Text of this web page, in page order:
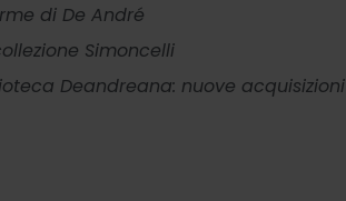
di De André
Simoncelli
Deandreana: nuove acquisizioni